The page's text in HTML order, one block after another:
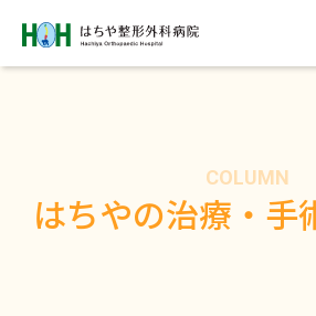
はちやについて
COLUMN
はちやの治療・手